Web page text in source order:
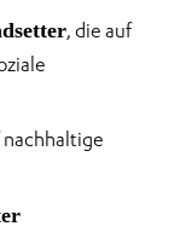
, die auf
nachhaltige